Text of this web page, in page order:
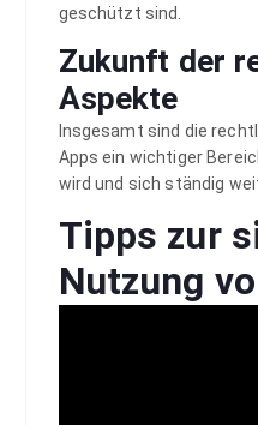
geschützt sind.
Zukunft der
Aspekte
Insgesamt sind die
Apps ein wichtiger
wird und sich ständig
Tipps zur
Nutzung